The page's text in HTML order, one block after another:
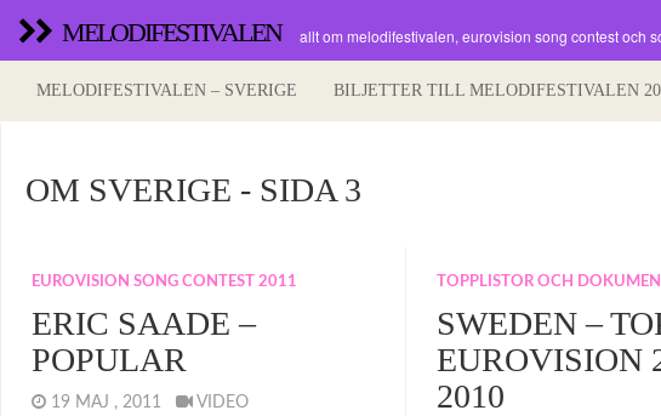
MELODIFESTIVALEN allt om melodifestivalen, eurovision song contest och
MELODIFESTIVALEN – SVERIGE BILJETTER TILL MELODIFESTIVALEN
OM SVERIGE - SIDA 3
EUROVISION SONG CONTEST 2011
ERIC SAADE –
POPULAR
19 MAJ , 2011 VIDEO
TOPPLISTOR OCH
SWEDEN –
EUROVISION
2010